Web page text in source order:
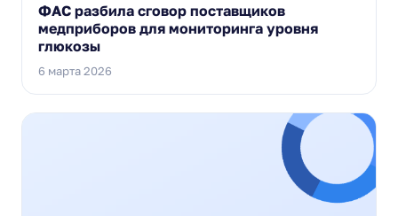
ФАС разбила сговор поставщиков
медприборов для мониторинга уровня
глюкозы
6 марта 2026